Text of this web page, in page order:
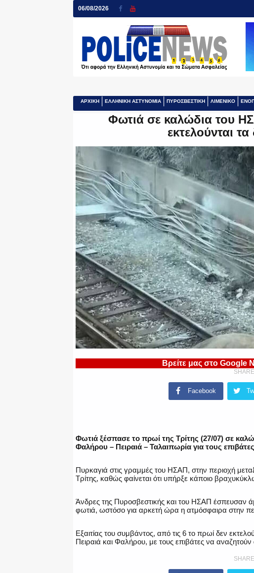
06/08/2026
ΑΡΧΙΚΗ ΕΛΛΗΝΙΚΗ ΑΣΤΥΝΟΜΙΑ ΠΥΡΟΣΒΕΣΤΙΚΗ ΛΙΜΕΝΙΚΟ
Φωτιά σε καλώδια του
εκτελούνται
Βρείτε μας στο Google
SHARE
Facebook
Φωτιά ξέσπασε το πρωί της Τρίτης (27/07) σε
Φαλήρου – Πειραιά – Ταλαιπωρία για τους επιβάτες
Πυρκαγιά στις γραμμές του ΗΣΑΠ, στην περιοχή
Τρίτης, καθώς φαίνεται ότι υπήρξε κάποιο
Άνδρες της Πυροσβεστικής και του ΗΣΑΠ έσπευσαν
φωτιά, ωστόσο για αρκετή ώρα η ατμόσφαιρα στην
Εξαιτίας του συμβάντος, από τις 6 το πρωί δεν
Πειραιά και Φαλήρου, με τους επιβάτες να
SHARE